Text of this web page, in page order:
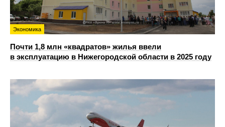
Экономика
Почти 1,8 млн «квадратов» жилья ввели
в эксплуатацию в Нижегородской области в 2025 году